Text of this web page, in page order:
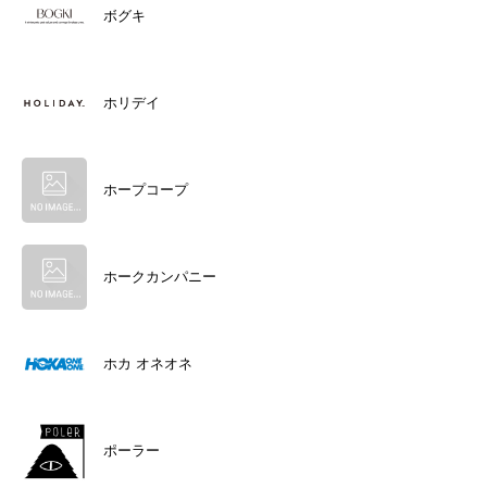
ボグキ
ホリデイ
ホープコープ
ホークカンパニー
ホカ オネオネ
ポーラー